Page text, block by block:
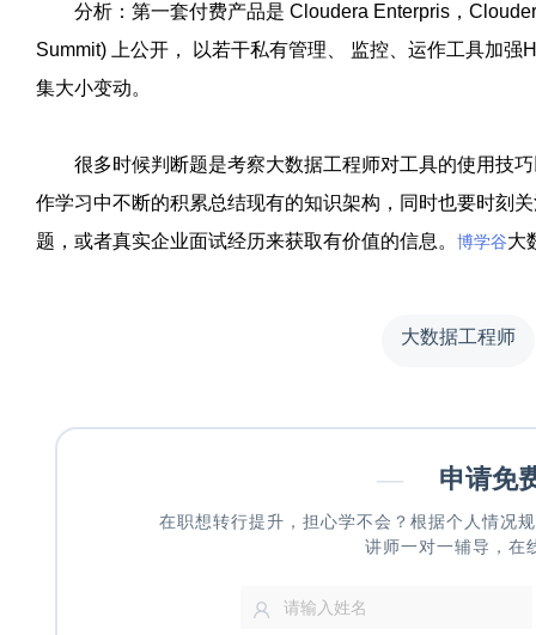
分析：第一套付费产品是 Cloudera Enterpris ，
Summit)
上公开， 以若干私有管理、 监控、运作工具加强
集大小变动。
很多时候判断题是考察大数据工程师对工具的使用技巧
作学习中不断的积累总结现有的知识架构，同时也要时刻
题，或者真实企业面试经历来获取有价值的信息。 博学谷大
大数据工程师
— 申请免
在职想转行提升，担心学不会？根据个人情况
讲师一对一辅导，在